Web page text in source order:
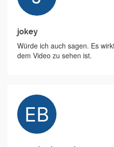
jokey
Würde ich auch sagen. Es
dem Video zu sehen ist.